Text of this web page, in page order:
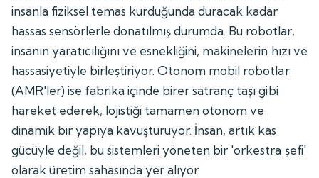
insanla fiziksel temas kurduğunda duracak kadar
hassas sensörlerle donatılmış durumda. Bu robotlar,
insanın yaratıcılığını ve esnekliğini, makinelerin hızı ve
hassasiyetiyle birleştiriyor. Otonom mobil robotlar
(AMR'ler) ise fabrika içinde birer satranç taşı gibi
hareket ederek, lojistiği tamamen otonom ve
dinamik bir yapıya kavuşturuyor. İnsan, artık kas
gücüyle değil, bu sistemleri yöneten bir 'orkestra şefi'
olarak üretim sahasında yer alıyor.